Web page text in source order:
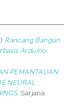
Rancang Bangun
Arduino.
PEMANTAUAN
NEURAL
Sarjana